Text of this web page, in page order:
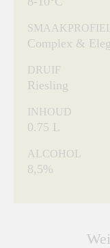
Complex &
DRUIF
Riesling
INHOUD
0.75 L
ALCOHOL
8,5%